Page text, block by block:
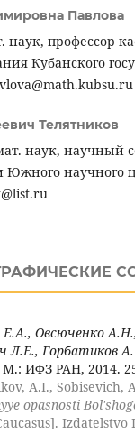
Павлова
наук, профессор
Кубанского
Телятников
наук, научный
Южного научного
Овсюченко
Л.Е., Горбатиков
М.: ИФЗ РАН, 2014.
A.I., Sobisevich,
opasnosti
Izdatelstvo